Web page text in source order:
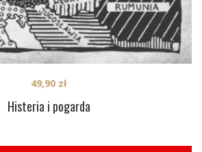
Histeria i pogarda
49,90 zł